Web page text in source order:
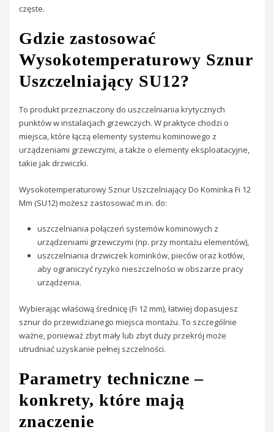
częste.
Gdzie zastosować
Wysokotemperaturowy Sznur
Uszczelniający SU12?
To produkt przeznaczony do uszczelniania krytycznych
punktów w instalacjach grzewczych. W praktyce chodzi o
miejsca, które łączą elementy systemu kominowego z
urządzeniami grzewczymi, a także o elementy eksploatacyjne,
takie jak drzwiczki.
Wysokotemperaturowy Sznur Uszczelniający Do Kominka Fi 12
Mm (SU12) możesz zastosować m.in. do:
uszczelniania połączeń systemów kominowych z
urządzeniami grzewczymi (np. przy montażu elementów),
uszczelniania drzwiczek kominków, pieców oraz kotłów,
aby ograniczyć ryzyko nieszczelności w obszarze pracy
urządzenia.
Wybierając właściwą średnicę (Fi 12 mm), łatwiej dopasujesz
sznur do przewidzianego miejsca montażu. To szczególnie
ważne, ponieważ zbyt mały lub zbyt duży przekrój może
utrudniać uzyskanie pełnej szczelności.
Parametry techniczne –
konkrety, które mają
znaczenie